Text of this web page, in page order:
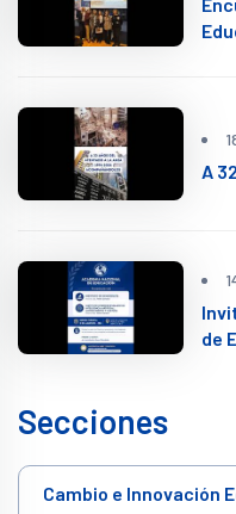
A
de
Secciones
Cambio e Innovación